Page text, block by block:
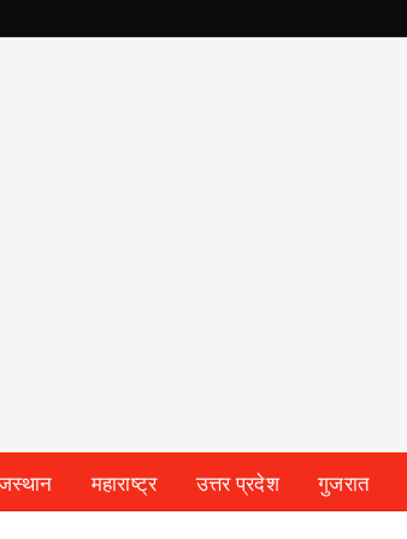
महाराष्ट्र उत्तर प्रदेश गुजरात